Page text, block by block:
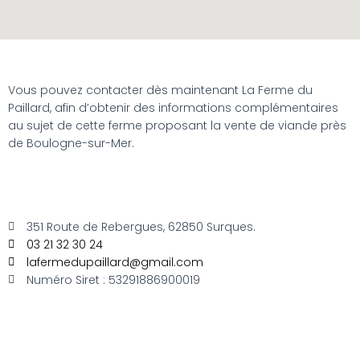
Vous pouvez contacter dès maintenant La Ferme du
Paillard, afin d’obtenir des informations complémentaires
au sujet de cette ferme proposant la vente de viande près
de Boulogne-sur-Mer.
351 Route de Rebergues, 62850 Surques.
03 21 32 30 24
lafermedupaillard@gmail.com
Numéro Siret : 53291886900019